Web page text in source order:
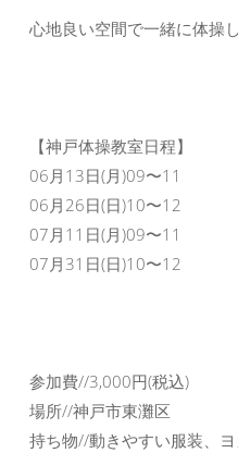
心地良い空間で一緒に体操
【神戸体操教室日程】
06月13日(月)09〜11
06月26日(日)10〜12
07月11日(月)09〜11
07月31日(日)10〜12
参加費//3,000円(税込)
場所//神戸市東灘区
持ち物//動きやすい服装、